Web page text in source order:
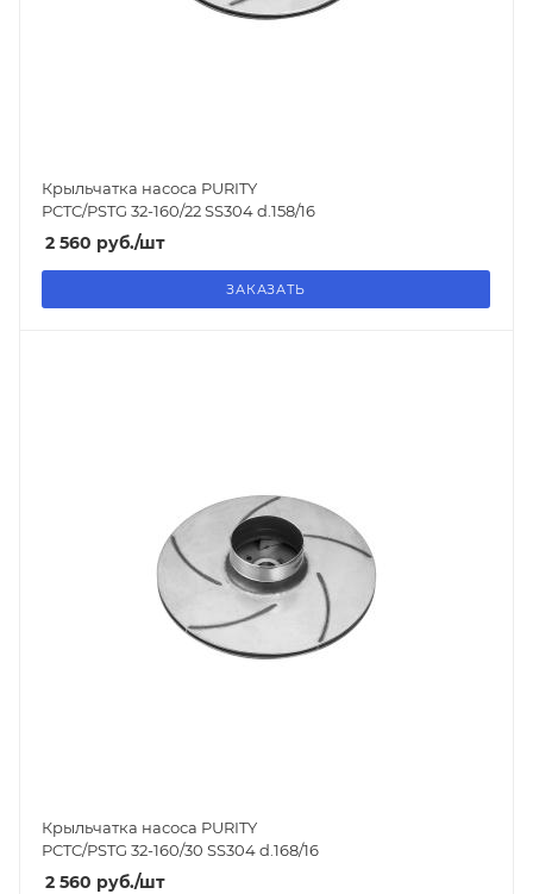
Крыльчатка насоса PURITY
PCTC/PSTG 32-160/22 SS304 d.158/16
2 560 руб./шт
ЗАКАЗАТЬ
Крыльчатка насоса PURITY
PCTC/PSTG 32-160/30 SS304 d.168/16
2 560 руб./шт